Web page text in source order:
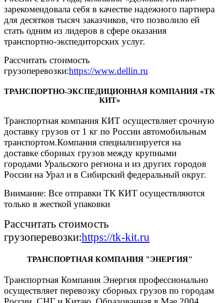
зарекомендовала себя в качестве надежного партнера
для десятков тысяч заказчиков, что позволило ей
стать одним из лидеров в сфере оказания
транспортно-экспедиторских услуг.
Рассчитать стоимость
грузоперевозки:https://www.dellin.ru
ТРАНСПОРТНО-ЭКСПЕДИЦИОННАЯ КОМПАНИЯ «ТК
КИТ»
Транспортная компания КИТ осуществляет срочную
доставку грузов от 1 кг по России автомобильным
транспортом.Компания специализируется на
доставке сборных грузов между крупными
городами Уральского региона и из других городов
России на Урал и в Сибирский федеральный округ.
Внимание: Вcе отправки ТК КИТ осуществляются
только в жесткой упаковки
Рассчитать стоимость
грузоперевозки:https://tk-kit.ru
ТРАНСПОРТНАЯ КОМПАНИЯ "ЭНЕРГИЯ"
Транспортная Компания Энергия профессионально
осуществляет перевозку сборных грузов по городам